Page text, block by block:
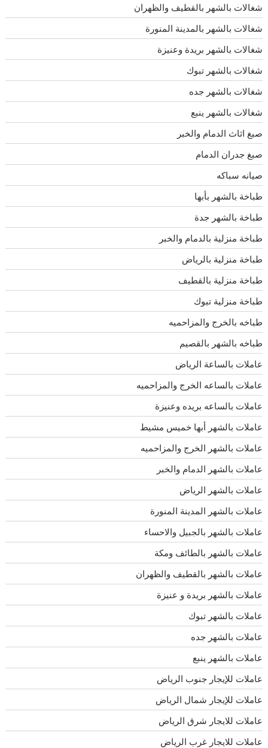
شغالات بالشهر بالقطيف والظهران
شغالات بالشهر بالمدينة المنورة
شغالات بالشهر بريدة وعنيزة
شغالات بالشهر تبوك
شغالات بالشهر جده
شغالات بالشهر ينبع
صبغ اثاث الدمام والخبر
صبغ جدران الدمام
صيانه سباكه
طباخة بالشهر بأبها
طباخة بالشهر جدة
طباخة منزلية بالدمام والخبر
طباخة منزلية بالرياض
طباخة منزلية بالقطيف
طباخة منزلية تبوك
طباخه بالخرج والمزاحميه
طباخه بالشهر بالقصيم
عاملات بالساعة الرياض
عاملات بالساعه الخرج والمزاحميه
عاملات بالساعه بريده وعنيزة
عاملات بالشهر أبها خميس مشيط
عاملات بالشهر الخرج والمزاحميه
عاملات بالشهر الدمام والخبر
عاملات بالشهر الرياض
عاملات بالشهر المدينة المنورة
عاملات بالشهر بالجبيل والاحساء
عاملات بالشهر بالطائف ومكة
عاملات بالشهر بالقطيف والظهران
عاملات بالشهر بريدة و عنيزة
عاملات بالشهر تبوك
عاملات بالشهر جده
عاملات بالشهر ينبع
عاملات للإيجار جنوب الرياض
عاملات للإيجار شمال الرياض
عاملات للايجار شرق الرياض
عاملات للايجار غرب الرياض